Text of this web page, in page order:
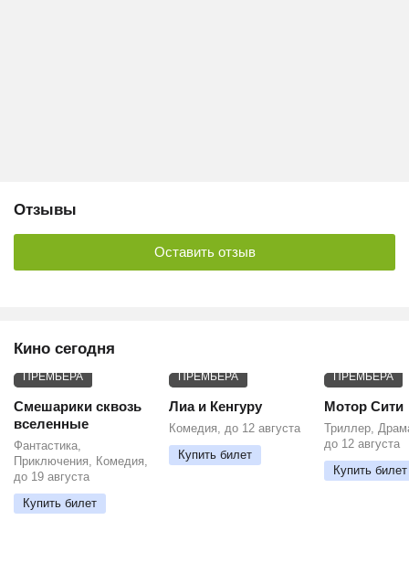
Отзывы
Оставить отзыв
Кино сегодня
ПРЕМЬЕРА
Смешарики сквозь
вселенные
Фантастика,
Приключения, Комедия,
до 19 августа
Купить билет
ПРЕМЬЕРА
Лиа и Кенгуру
Комедия, до 12 августа
Купить билет
ПРЕМЬЕРА
Мотор Сити
Триллер,
до 12 августа
Купить билет